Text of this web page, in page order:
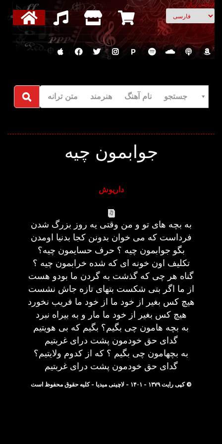
انتخاب زبان
P
جستجو نام آهنگ هنرمند متن ترانه
جوابمون چیه
داریوش
به بچه های تو و من وقتی یه روز بزرگ شدن
فرداست که می خوان بدونن کجا بدنیا اومدن
بگو جوابمون چیه ؟ حرف حسایمون چیه؟
تکلیف اون خونه ای که شده خرابمون چیه ؟
گناه هر چی که گذشت به گردن ما بودو هست
از ما اگر بتی شکست بتهای تازه جاش نشست
هیچ کس بغیر از خود ما از خود ما فریب نخورد
هیچ کس بغیر از خود ما مار و به بیراه نبرد
به بچه هامون چی بگیم؟ بگیم که بی هویتیم
گدای حق خودمون پشت درای غربتیم
به بچهامون چی بگیم ؟ که از کدوم ولایتیم؟
گدای حق خودمون پشت درای غربتیم
© کپی رایت ۱۳۷۹ - ۱۴۰۱ - لاچینی میدیا - کلیه حقوق محفوظ است